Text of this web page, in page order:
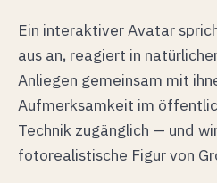
Ein interaktiver Avatar
aus an, reagiert in
Anliegen gemeinsam mit
Aufmerksamkeit im
Technik zugänglich — und
fotorealistische Figur von